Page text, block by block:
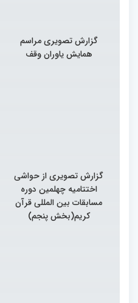
گزارش تصویری مراسم
همایش یاوران وقف
گزارش تصویری از حواشی
اختتامیه چهلمین دوره
مسابقات بین المللی قرآن
کریم(بخش پنجم)